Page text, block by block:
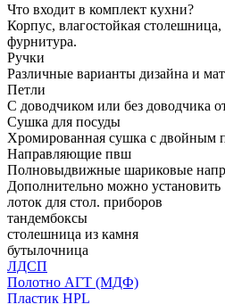
Что входит в комплект кухни?
Корпус, влагостойкая столешница,
фурнитура.
Ручки
Различные варианты дизайна и
Петли
С доводчиком или без доводчика
Сушка для посуды
Хромированная сушка с двойным
Направляющие пвш
Полновыдвижные шариковые
Дополнительно можно установить
лоток для стол. приборов
тандембоксы
столешница из камня
бутылочница
ЛДСП
Полотно АГТ (МДФ)
Пластик HPL